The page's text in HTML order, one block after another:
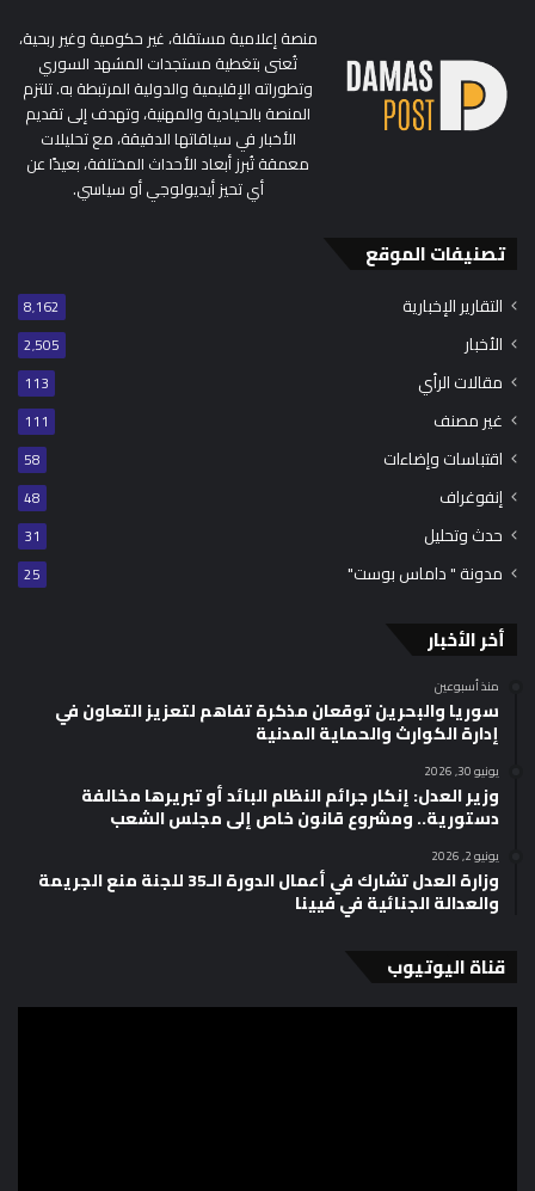
منصة إعلامية مستقلة، غير حكومية وغير ربحية،
تُعنى بتغطية مستجدات المشهد السوري
وتطوراته الإقليمية والدولية المرتبطة به. تلتزم
المنصة بالحيادية والمهنية، وتهدف إلى تقديم
الأخبار في سياقاتها الدقيقة، مع تحليلات
معمقة تُبرز أبعاد الأحداث المختلفة، بعيدًا عن
أي تحيز أيديولوجي أو سياسي.
تصنيفات الموقع
التقارير الإخبارية 8٬162
الأخبار 2٬505
مقالات الرأي 113
غير مصنف 111
اقتباسات وإضاءات 58
إنفوغراف 48
حدث وتحليل 31
مدونة " داماس بوست" 25
أخر الأخبار
منذ أسبوعين
سوريا والبحرين توقعان مذكرة تفاهم لتعزيز التعاون في
إدارة الكوارث والحماية المدنية
يونيو 30, 2026
وزير العدل: إنكار جرائم النظام البائد أو تبريرها مخالفة
دستورية.. ومشروع قانون خاص إلى مجلس الشعب
يونيو 2, 2026
وزارة العدل تشارك في أعمال الدورة الـ35 للجنة منع الجريمة
والعدالة الجنائية في فيينا
قناة اليوتيوب